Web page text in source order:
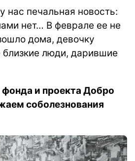
нас печальная новость:
нет… В феврале ее не
дома, девочку
люди, дарившие
фонда и проекта Добро
соболезнования